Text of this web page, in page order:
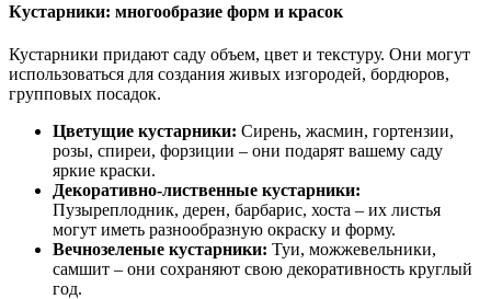
Кустарники: многообразие форм и красок
Кустарники придают саду объем, цвет и текстуру. Они могут
использоваться для создания живых изгородей, бордюров,
групповых посадок.
Цветущие кустарники: Сирень, жасмин, гортензии,
розы, спиреи, форзиции – они подарят вашему саду
яркие краски.
Декоративно-лиственные кустарники:
Пузыреплодник, дерен, барбарис, хоста – их листья
могут иметь разнообразную окраску и форму.
Вечнозеленые кустарники: Туи, можжевельники,
самшит – они сохраняют свою декоративность круглый
год.